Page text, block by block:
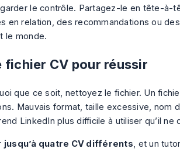
le contrôle. Partagez-le en tête-à-
en relation, des recommandations ou
le monde.
fichier CV pour réussir
que ce soit, nettoyez le fichier. Un
Mauvais format, taille excessive, nom
LinkedIn plus difficile à utiliser qu’il ne
jusqu’à quatre CV différents, et un